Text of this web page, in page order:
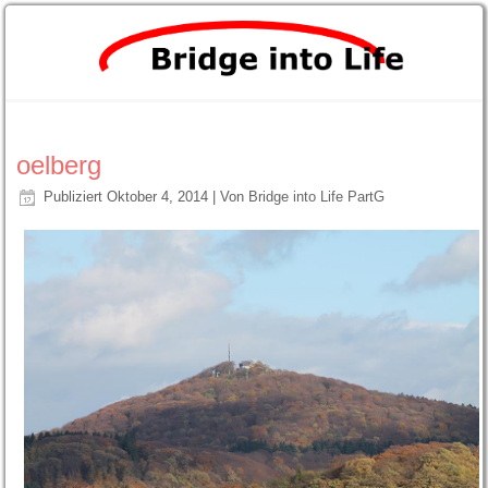
oelberg
Publiziert Oktober 4, 2014 |Von Bridge into Life PartG